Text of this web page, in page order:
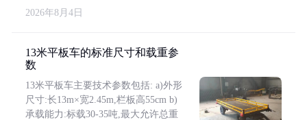
2026年8月4日
13米平板车的标准尺寸和载重参
数
13米平板车主要技术参数包括: a)外形
尺寸:长13m×宽2.45m,栏板高55cm b)
承载能力:标载30-35吨,最大允许总重